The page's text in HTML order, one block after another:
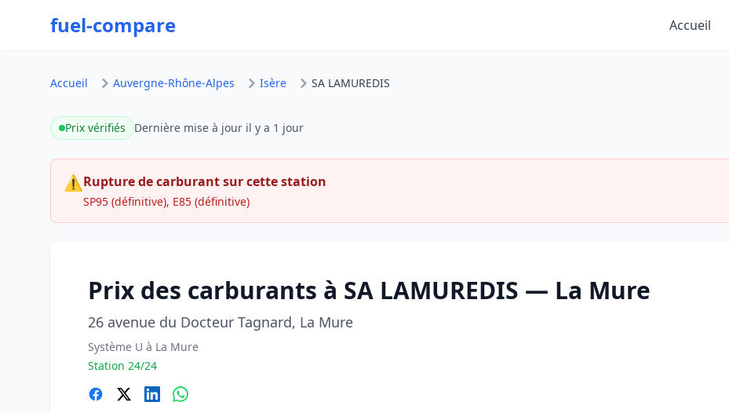
fuel-compare Accueil
Accueil Auvergne-Rhône-Alpes Isère SA LAMUREDIS
Prix vérifiés Dernière mise à jour il y a 1 jour
⚠Rupture de carburant sur cette station
SP95 (définitive), E85 (définitive)
Prix des carburants à SA LAMUREDIS — La Mure
26 avenue du Docteur Tagnard, La Mure
Système U à La Mure
Station 24/24